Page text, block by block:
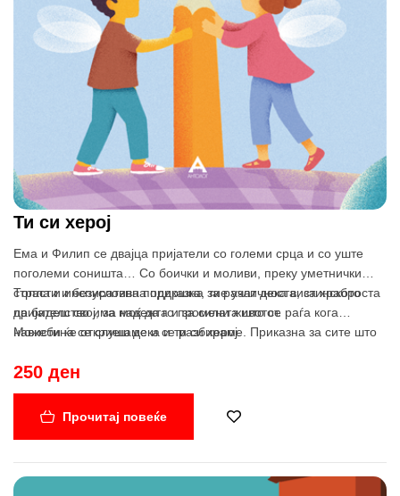
Ти си херој
Ема и Филип се двајца пријатели со големи срца и со уште
поголеми соништа… Со боички и моливи, преку уметнички
страсти и безусловна поддршка, тие учат дека вистинското
пријателство има моќ да го промени животот.
Tопла и инспиративна приказна за различноста, за храброста
да бидеш свој, за надежта и за силата што се раѓа кога
навистина се слушаме и се разбираме. Приказна за сите што
книга можат да направат вистинско чудо. Тргни во авантура со
Ема и Филип…
Можеби ќе откриеш дека и ти си херој.
250 ден
Прочитај повеќе